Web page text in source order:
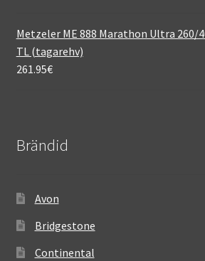
Metzeler ME 888 Marathon Ultra 260/
TL (tagarehv)
261.95€
Brändid
Avon
Bridgestone
Continental